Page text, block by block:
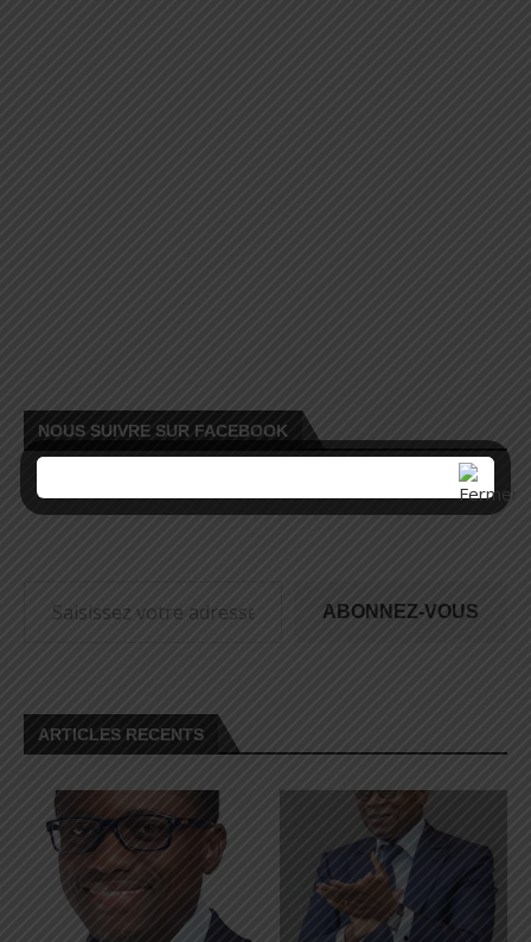
NOUS SUIVRE SUR FACEBOOK
ABONNEZ-VOUS
ARTICLES RECENTS